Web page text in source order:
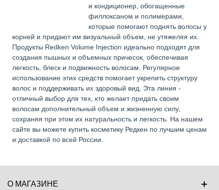
и кондиционер, обогащенные
филлоксаном и полимерами,
которые помогают поднять волосы у
корней и придают им визуальный объем, не утяжеляя их.
Продукты Redken Volume Injection идеально подходят для
создания пышных и объемных причесок, обеспечивая
легкость, блеск и подвижность волосам. Регулярное
использование этих средств помогает укрепить структуру
волос и поддерживать их здоровый вид. Эта линия -
отличный выбор для тех, кто желает придать своим
волосам дополнительный объем и жизненную силу,
сохраняя при этом их натуральность и легкость. На нашем
сайте вы можете купить косметику Редкен по лучшим ценам
и доставкой по всей России.
О МАГАЗИНЕ